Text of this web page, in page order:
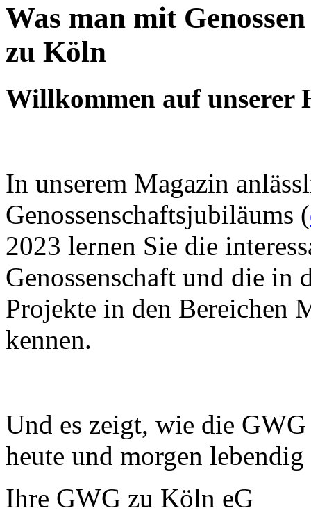
Was man mit
zu Köln
Willkommen auf unserer
In unserem Magazin
Genossenschaftsjubiläums (
2023 lernen Sie die
Genossenschaft und die in
Projekte in den Bereichen
kennen.
Und es zeigt, wie die
heute und morgen
Ihre GWG zu Köln eG